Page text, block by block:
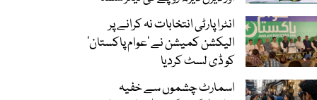
انٹرا پارٹی انتخابات نہ کرانے پر
الیکشن کمیشن نے ’عوام پاکستان‘
کو ڈی لسٹ کردیا
اسمارٹ چشموں سے خفیہ